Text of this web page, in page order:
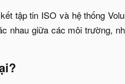
tập tin ISO và hệ thống
nhau giữa các môi trường,